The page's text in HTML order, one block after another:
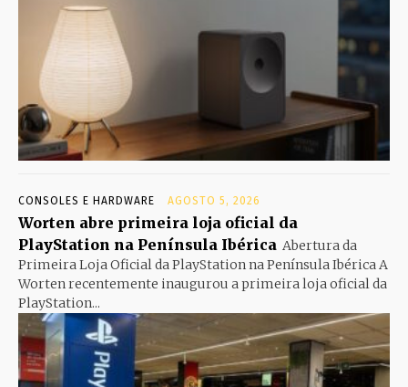
CONSOLES E HARDWARE AGOSTO 5, 2026
Worten abre primeira loja oficial da
PlayStation na Península Ibérica Abertura da
Primeira Loja Oficial da PlayStation na Península Ibérica A
Worten recentemente inaugurou a primeira loja oficial da
PlayStation...